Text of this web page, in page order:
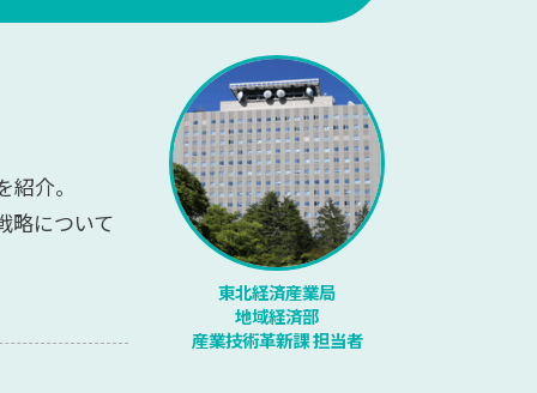
介。
略について
東北経済産業局
地域経済部
産業技術革新課 担当者